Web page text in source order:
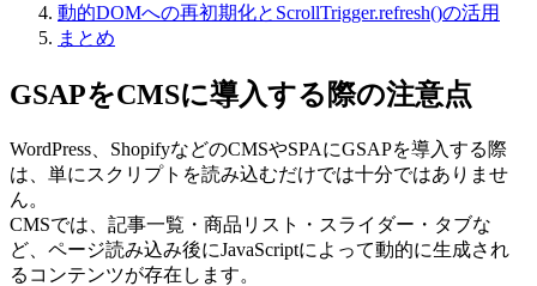
動的DOMへの再初期化とScrollTrigger.refresh()の活用
まとめ
GSAPをCMSに導入する際の注意点
WordPress、ShopifyなどのCMSやSPAにGSAPを導入する際
は、単にスクリプトを読み込むだけでは十分ではありませ
ん。
CMSでは、記事一覧・商品リスト・スライダー・タブな
ど、ページ読み込み後にJavaScriptによって動的に生成され
るコンテンツが存在します。